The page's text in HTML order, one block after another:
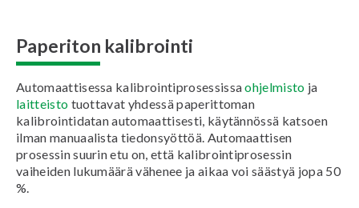
Paperiton kalibrointi
Automaattisessa kalibrointiprosessissaohjelmisto ja
laitteisto tuottavat yhdessä paperittoman
kalibrointidatan automaattisesti, käytännössä katsoen
ilman manuaalista tiedonsyöttöä. Automaattisen
prosessin suurin etu on, että kalibrointiprosessin
vaiheiden lukumäärä vähenee ja aikaa voi säästyä jopa 50
%.